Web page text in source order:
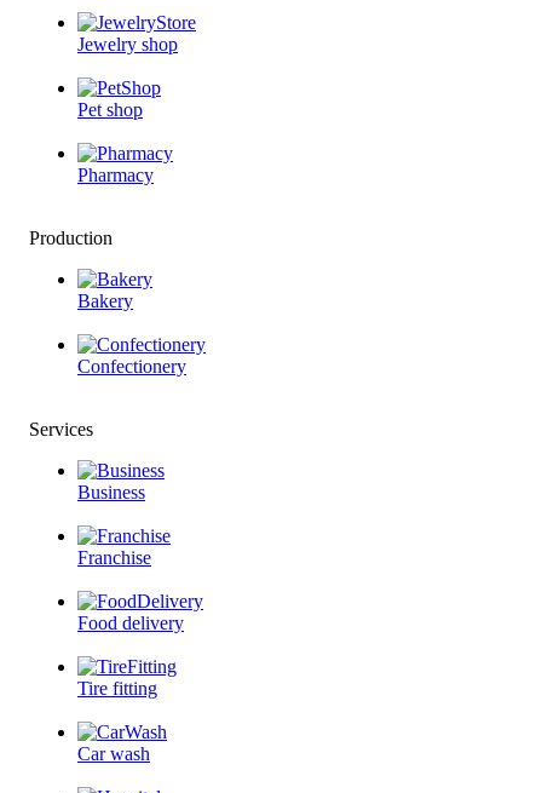
Jewelry shop
Pet shop
Pharmacy
Production
Bakery
Confectionery
Services
Business
Franchise
Food delivery
Tire fitting
Car wash